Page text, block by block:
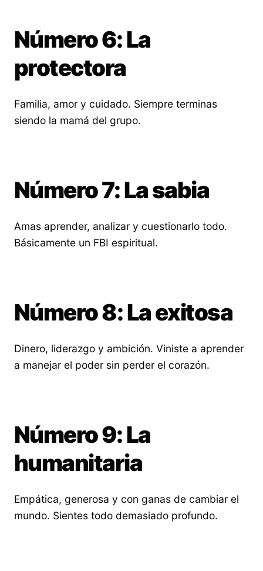
Número 6: La
protectora
Familia, amor y cuidado. Siempre terminas
siendo la mamá del grupo.
Número 7: La sabia
Amas aprender, analizar y cuestionarlo todo.
Básicamente un FBI espiritual.
Número 8: La exitosa
Dinero, liderazgo y ambición. Viniste a aprender
a manejar el poder sin perder el corazón.
Número 9: La
humanitaria
Empática, generosa y con ganas de cambiar el
mundo. Sientes todo demasiado profundo.